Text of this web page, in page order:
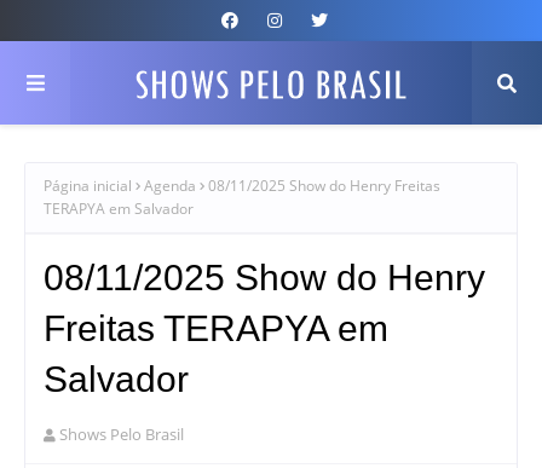
Página inicial Agenda
08/11/2025 Show do Henry Freitas
TERAPYA em Salvador
08/11/2025 Show do Henry
Freitas TERAPYA em
Salvador
Shows Pelo Brasil